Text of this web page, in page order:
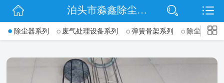
网站首页
公司动态
泊头市淼鑫除尘配件销售处
除尘器系列 废气处理设备系列 弹簧骨架系列 除尘骨架(